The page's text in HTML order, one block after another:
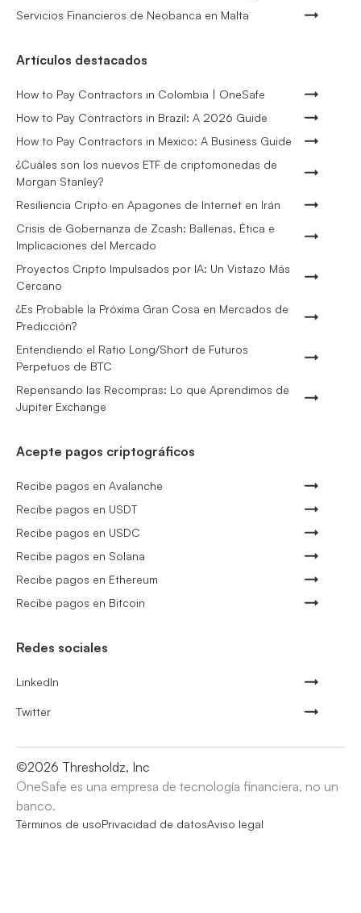
Servicios Financieros de Neobanca en Malta
Artículos destacados
How to Pay Contractors in Colombia | OneSafe
How to Pay Contractors in Brazil: A 2026 Guide
How to Pay Contractors in Mexico: A Business Guide
¿Cuáles son los nuevos ETF de criptomonedas de
Morgan Stanley?
Resiliencia Cripto en Apagones de Internet en Irán
Crisis de Gobernanza de Zcash: Ballenas, Ética e
Implicaciones del Mercado
Proyectos Cripto Impulsados por IA: Un Vistazo Más
Cercano
¿Es Probable la Próxima Gran Cosa en Mercados de
Predicción?
Entendiendo el Ratio Long/Short de Futuros
Perpetuos de BTC
Repensando las Recompras: Lo que Aprendimos de
Jupiter Exchange
Acepte pagos criptográficos
Recibe pagos en Avalanche
Recibe pagos en USDT
Recibe pagos en USDC
Recibe pagos en Solana
Recibe pagos en Ethereum
Recibe pagos en Bitcoin
Redes sociales
LinkedIn
Twitter
©2026 Thresholdz, Inc
OneSafe es una empresa de tecnología financiera, no un
banco.
Términos de usoPrivacidad de datosAviso legal